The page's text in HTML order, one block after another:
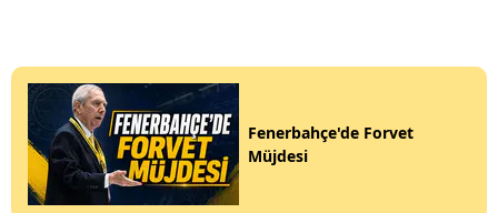
Fenerbahçe'de Forvet
Müjdesi